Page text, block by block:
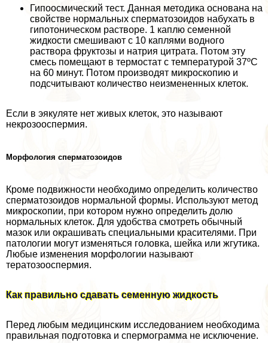
Гипоосмический тест. Данная методика основана на
свойстве нормальных cпepматозоидов набухать в
гипотоническом растворе. 1 каплю семенной
жидкости смешивают с 10 каплями водного
раствора фруктозы и натрия цитрата. Потом эту
смесь помещают в термостат с температурой 37ºС
на 60 минут. Потом производят микроскопию и
подсчитывают количество неизмененных клеток.
Если в эякуляте нет живых клеток, это называют
некрозооcпepмия.
Морфология cпepматозоидов
Кроме подвижности необходимо определить количество
cпepматозоидов нормальной формы. Используют метод
микроскопии, при котором нужно определить долю
нормальных клеток. Для удобства смотреть обычный
мaзoк или окрашивать специальными красителями. При
патологии могут изменяться головка, шейка или жгутика.
Любые изменения морфологии называют
тератозооcпepмия.
Как правильно сдавать семенную жидкость
Перед любым медицинским исследованием необходима
правильная подготовка и cпepмограмма не исключение.